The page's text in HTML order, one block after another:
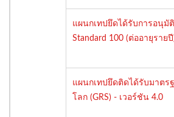
แผนกเทปยึดได้รับการอนุมั
Standard 100 (ต่ออายุรายปี
แผนกเทปยึดติดได้รับมาตร
โลก (GRS) - เวอร์ชัน 4.0